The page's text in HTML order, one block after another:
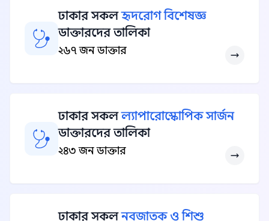
ঢাকার সকলহৃদরোগ বিশেষজ্ঞ
ডাক্তারদের তালিকা
২৬৭ জন ডাক্তার
ঢাকার সকলল্যাপারোস্কোপিক সার্জন
ডাক্তারদের তালিকা
২৪৩ জন ডাক্তার
ঢাকার সকলনবজাতক ও শিশু